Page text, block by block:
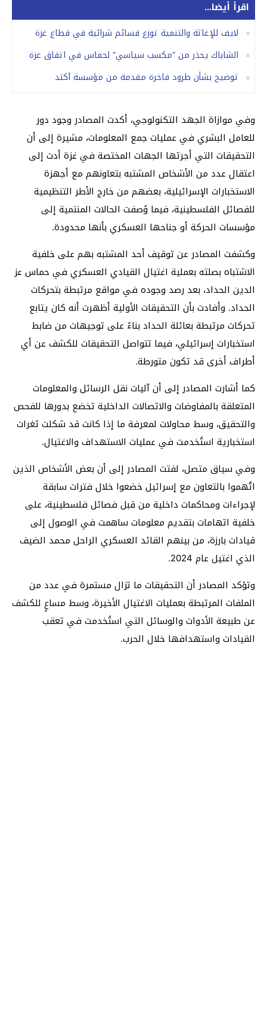
اقرأ أيضا...
لايف للإغاثة والتنمية توزع قسائم شرائية في قطاع غزة
الشاباك يحذر من “مكسب سياسي” لحماس في اتفاق غزة
توضيح بشأن طرود فاخرة مقدمة من مؤسسة آكتد
وفي موازاة الجهد التكنولوجي، أكدت المصادر وجود دور
للعامل البشري في عمليات جمع المعلومات، مشيرة إلى أن
التحقيقات التي أجرتها الجهات المختصة في غزة أدت إلى
اعتقال عدد من الأشخاص المشتبه بتعاونهم مع أجهزة
الاستخبارات الإسرائيلية، بعضهم من خارج الأطر التنظيمية
للفصائل الفلسطينية، فيما وُصفت الحالات المنتمية إلى
مؤسسات الحركة أو جناحها العسكري بأنها محدودة.
وكشفت المصادر عن توقيف أحد المشتبه بهم على خلفية
الاشتباه بصلته بعملية اغتيال القيادي العسكري في حماس عز
الدين الحداد، بعد رصد وجوده في مواقع مرتبطة بتحركات
الحداد. وأفادت بأن التحقيقات الأولية أظهرت أنه كان يتابع
تحركات مرتبطة بعائلة الحداد بناءً على توجيهات من ضابط
استخبارات إسرائيلي، فيما تتواصل التحقيقات للكشف عن أي
أطراف أخرى قد تكون متورطة.
كما أشارت المصادر إلى أن آليات نقل الرسائل والمعلومات
المتعلقة بالمفاوضات والاتصالات الداخلية تخضع بدورها للفحص
والتحقيق، وسط محاولات لمعرفة ما إذا كانت قد شكلت ثغرات
استخبارية استُخدمت في عمليات الاستهداف والاغتيال.
وفي سياق متصل، لفتت المصادر إلى أن بعض الأشخاص الذين
اتُهموا بالتعاون مع إسرائيل خضعوا خلال فترات سابقة
لإجراءات ومحاكمات داخلية من قبل فصائل فلسطينية، على
خلفية اتهامات بتقديم معلومات ساهمت في الوصول إلى
قيادات بارزة، من بينهم القائد العسكري الراحل محمد الضيف
الذي اغتيل عام 2024.
وتؤكد المصادر أن التحقيقات ما تزال مستمرة في عدد من
الملفات المرتبطة بعمليات الاغتيال الأخيرة، وسط مساعٍ للكشف
عن طبيعة الأدوات والوسائل التي استُخدمت في تعقب
القيادات واستهدافها خلال الحرب.